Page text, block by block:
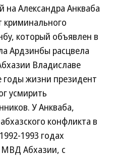
на Александра Анкваба
криминального
который объявлен в
Ардзинбы расцвела
Владиславе
жизни президент
усмирить
У Анкваба,
конфликта в
1993 годах
МВД Абхазии, с